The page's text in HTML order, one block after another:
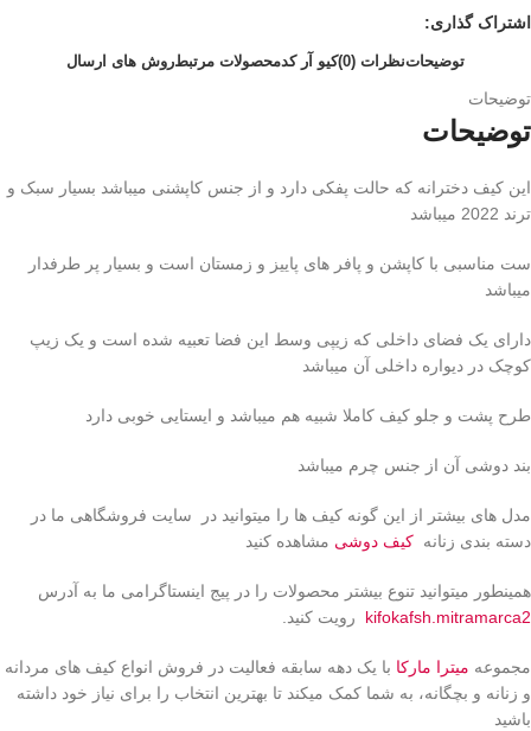
اشتراک گذاری:
توضیحاتنظرات (0) کیو آر کدمحصولات مرتبطروش های ارسال
توضیحات
توضیحات
این کیف دخترانه که حالت پفکی دارد و از جنس کاپشنی میباشد بسیار سبک و
ترند 2022 میباشد
ست مناسبی با کاپشن و پافر های پاییز و زمستان است و بسیار پر طرفدار
میباشد
دارای یک فضای داخلی که زیپی وسط این فضا تعبیه شده است و یک زیپ
کوچک در دیواره داخلی آن میباشد
طرح پشت و جلو کیف کاملا شبیه هم میباشد و ایستایی خوبی دارد
بند دوشی آن از جنس چرم میباشد
مدل های بیشتر از این گونه کیف ها را میتوانید در سایت فروشگاهی ما در
دسته بندی زنانه کیف دوشی مشاهده کنید
همینطور میتوانید تنوع بیشتر محصولات را در پیج اینستاگرامی ما به آدرس
kifokafsh.mitramarca2 رویت کنید.
مجموعه میترا مارکا با یک دهه سابقه فعالیت در فروش انواع کیف های مردانه
و زنانه و بچگانه، به شما کمک میکند تا بهترین انتخاب را برای نیاز خود داشته
باشید